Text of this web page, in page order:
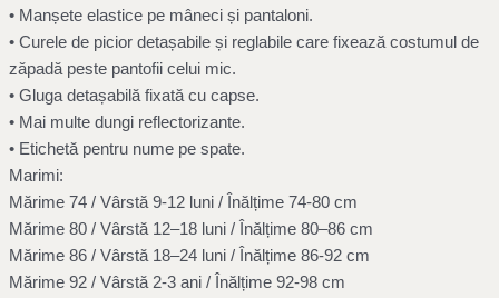
• Manșete elastice pe mâneci și pantaloni.
• Curele de picior detașabile și reglabile care fixează costumul de
zăpadă peste pantofii celui mic.
• Gluga detașabilă fixată cu capse.
• Mai multe dungi reflectorizante.
• Etichetă pentru nume pe spate.
Marimi:
Mărime 74 / Vârstă 9-12 luni / Înălțime 74-80 cm
Mărime 80 / Vârstă 12–18 luni / Înălțime 80–86 cm
Mărime 86 / Vârstă 18–24 luni / Înălțime 86-92 cm
Mărime 92 / Vârstă 2-3 ani / Înălțime 92-98 cm